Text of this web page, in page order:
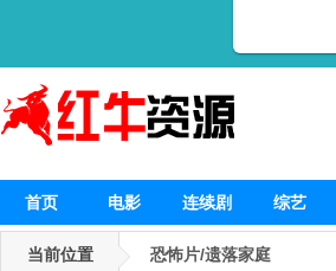
首页 电影 连续剧 综艺
当前位置 恐怖片/遗落家庭